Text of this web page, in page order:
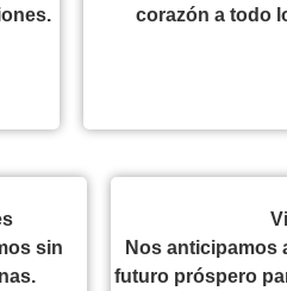
corazón a todo
sin
Nos anticipamos
futuro próspero